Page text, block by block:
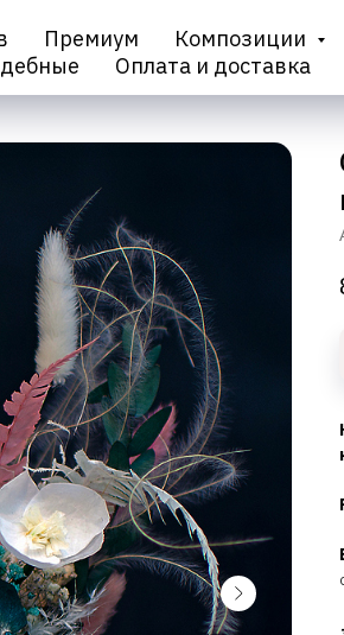
Премиум
Композиции
Оплата и доставка